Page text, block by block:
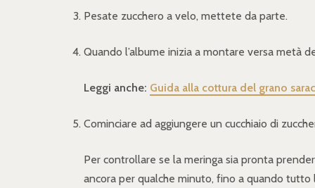
Pesate zucchero a velo, mettete da parte.
Quando l’albume inizia a montare versa metà
Leggi anche: Guida alla cottura del grano
Cominciare ad aggiungere un cucchiaio di
Per controllare se la meringa sia pronta
ancora per qualche minuto, fino a quando tutto